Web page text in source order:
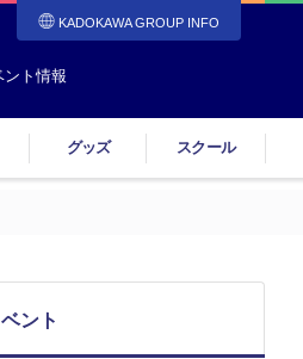
KADOKAWA GROUP INFO
ント情報
グッズ スクール
ント